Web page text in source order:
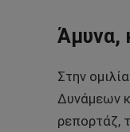
Άμυνα,
Στην
Δυνάμεων
ρεπορτάζ,